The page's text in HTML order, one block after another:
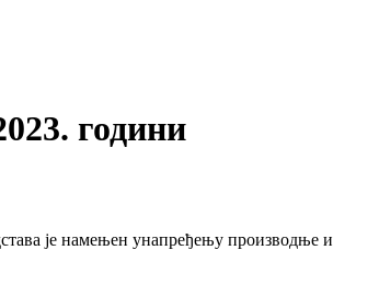
години
је намењен унапређењу производње и